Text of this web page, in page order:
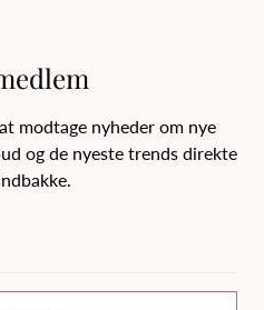
modtage nyheder om nye
og de nyeste trends direkte